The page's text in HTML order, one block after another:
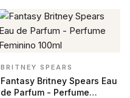
BRITNEY SPEARS
Fantasy Britney Spears Eau
de Parfum - Perfume